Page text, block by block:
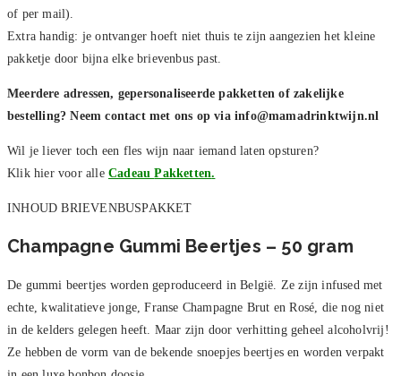
of per mail).
Extra handig: je ontvanger hoeft niet thuis te zijn aangezien het kleine
pakketje door bijna elke brievenbus past.
Meerdere adressen, gepersonaliseerde pakketten of zakelijke
bestelling? Neem contact met ons op via info@mamadrinktwijn.nl
Wil je liever toch een fles wijn naar iemand laten opsturen?
Klik hier voor alle CadeauPakketten.
INHOUD BRIEVENBUSPAKKET
Champagne Gummi Beertjes – 50 gram
De gummi beertjes worden geproduceerd in België. Ze zijn infused met
echte, kwalitatieve jonge, Franse Champagne Brut en Rosé, die nog niet
in de kelders gelegen heeft. Maar zijn door verhitting geheel alcoholvrij!
Ze hebben de vorm van de bekende snoepjes beertjes en worden verpakt